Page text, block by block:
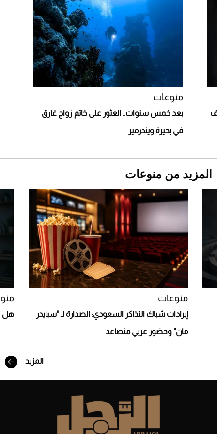
أغلى 10 عطور في العالم للرجال تمنحك فخامة
استثنائية
Aston Martin Valiant: على هوى الأبطال
دوران الأرض؟
2026-07-25
قبل ليلة النزال.. اكتمال وزن أبطال "The
Comeback" في جدة (فيديو)
2026-07-25
منوعات
بعد خمس سنوات.. العثور على خاتم زواج غارق
في بحيرة ويندرمير
المزيد من منوعات
منوعات
إيرادات شباك التذاكر السعودي: الصدارة لـ "سبايدر
مان" وحضور عربي متصاعد
هل
المزيد